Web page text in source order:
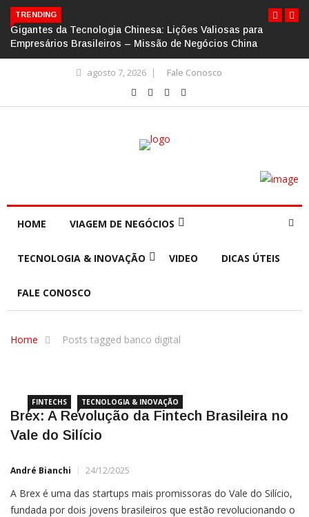
TRENDING
Gigantes da Tecnologia Chinesa: Lições Valiosas para
Empresários Brasileiros – Missão de Negócios China
agosto 7, 2026 Fale Conosco
HOME VIAGEM DE NEGÓCIOS
TECNOLOGIA & INOVAÇÃO VIDEO DICAS ÚTEIS
FALE CONOSCO
Home Posts tagged banco digital
FINTECHS TECNOLOGIA & INOVAÇÃO
Brex: A Revolução da Fintech Brasileira no
Vale do Silício
André Bianchi 24/12/2025
A Brex é uma das startups mais promissoras do Vale do Silício,
fundada por dois jovens brasileiros que estão revolucionando o